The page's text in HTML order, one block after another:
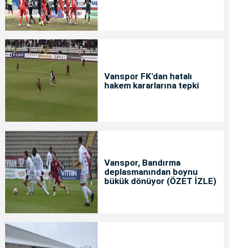
Vanspor FK'dan hatalı
hakem kararlarına tepki
Vanspor, Bandırma
deplasmanından boynu
bükük dönüyor (ÖZET İZLE)